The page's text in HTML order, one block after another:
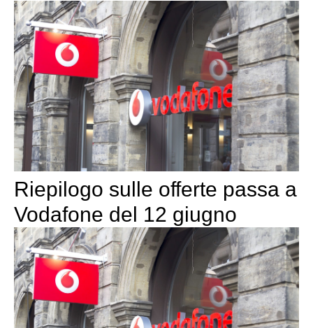
Riepilogo sulle offerte passa a
Vodafone del 12 giugno